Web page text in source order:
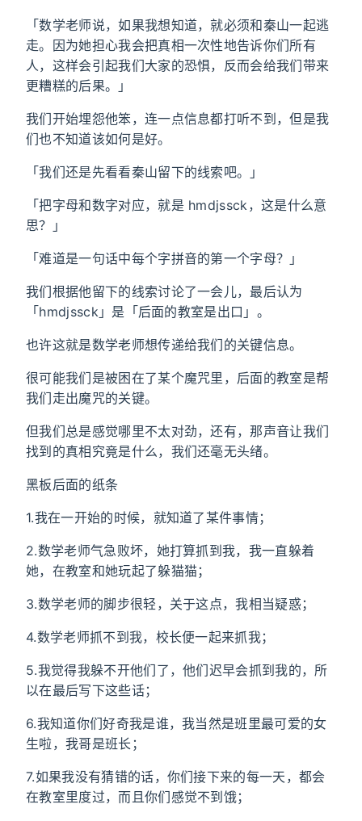
「数学老师说，如果我想知道，就必须和秦山一起逃
走。因为她担心我会把真相一次性地告诉你们所有
人，这样会引起我们大家的恐惧，反而会给我们带来
更糟糕的后果。」
我们开始埋怨他笨，连一点信息都打听不到，但是我
们也不知道该如何是好。
「我们还是先看看秦山留下的线索吧。」
「把字母和数字对应，就是 hmdjssck，这是什么意
思？」
「难道是一句话中每个字拼音的第一个字母？」
我们根据他留下的线索讨论了一会儿，最后认为
「hmdjssck」是「后面的教室是出口」。
也许这就是数学老师想传递给我们的关键信息。
很可能我们是被困在了某个魔咒里，后面的教室是帮
我们走出魔咒的关键。
但我们总是感觉哪里不太对劲，还有，那声音让我们
找到的真相究竟是什么，我们还毫无头绪。
黑板后面的纸条
1.我在一开始的时候，就知道了某件事情；
2.数学老师气急败坏，她打算抓到我，我一直躲着
她，在教室和她玩起了躲猫猫；
3.数学老师的脚步很轻，关于这点，我相当疑惑；
4.数学老师抓不到我，校长便一起来抓我；
5.我觉得我躲不开他们了，他们迟早会抓到我的，所
以在最后写下这些话；
6.我知道你们好奇我是谁，我当然是班里最可爱的女
生啦，我哥是班长；
7.如果我没有猜错的话，你们接下来的每一天，都会
在教室里度过，而且你们感觉不到饿；